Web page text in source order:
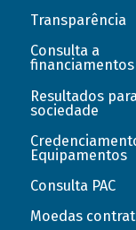
Transparência
Consulta a
financiamentos
Resultados
sociedade
Equipamentos
Consulta PAC
Moedas